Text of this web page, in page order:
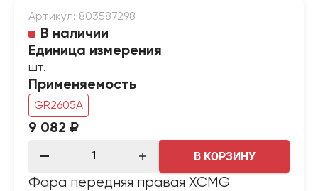
Артикул: 803587298
В наличии
Единица измерения
шт.
Применяемость
GR2605A
9 082 ₽
В КОРЗИНУ
Фара передняя правая XCMG